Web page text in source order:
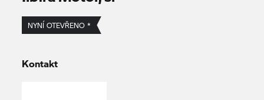
NYNÍ OTEVŘENO *
Kontakt